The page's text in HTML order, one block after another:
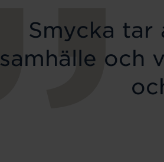
Smycka tar
samhälle och